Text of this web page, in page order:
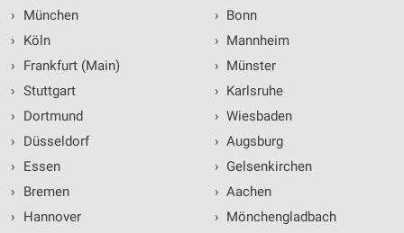
›
München
›
Köln
›
Frankfurt (Main)
› Stuttgart
›
Dortmund
›
Düsseldorf
›
Essen
›
Bremen
›
Hannover
› Bonn
› Mannheim
› Münster
› Karlsruhe
› Wiesbaden
› Augsburg
› Gelsenkirchen
› Aachen
› Mönchengladbach